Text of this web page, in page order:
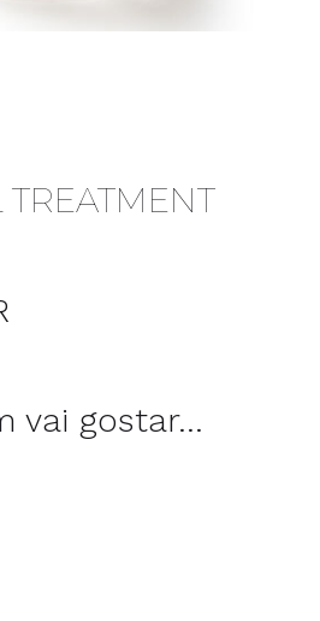
TREATMENT
vai gostar...